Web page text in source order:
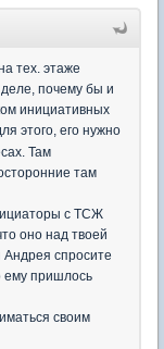
тех. этаже
почему бы и
инициативных
этого, его нужно
Там
там
с ТСЖ
оно над твоей
Андрея спросите
ему пришлось
своим